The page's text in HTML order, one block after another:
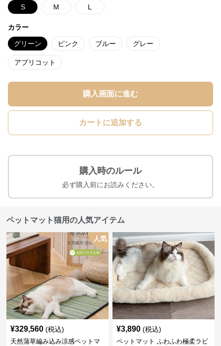
S M L
カラー
グリーン ピンク ブルー グレー
アプリコット
購入画面に進む
カートに追加する
購入時のルール
必ず購入前にお読みください。
ペットマット猫用の人気アイテム
人気
¥329,560 (税込)
天然蒲草編み込み涼感ペットマ
¥3,890 (税込)
ペットマット ふわふわ極柔ラビ